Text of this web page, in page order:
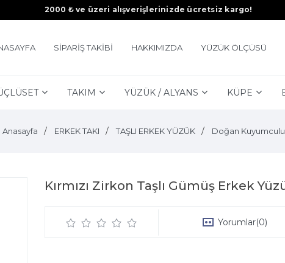
2000 ₺ ve üzeri alışverişlerinizde ücretsiz kargo!
SİPARİŞ TAKİBİ HAKKIMIZDA YÜZÜK ÖLÇÜSÜ
TAKIM YÜZÜK / ALYANS KÜPE
Anasayfa ERKEK TAKI TAŞLI ERKEK YÜZÜK Doğan
Kırmızı Zirkon Taşlı Gümüş Erkek
Yorumlar(0)